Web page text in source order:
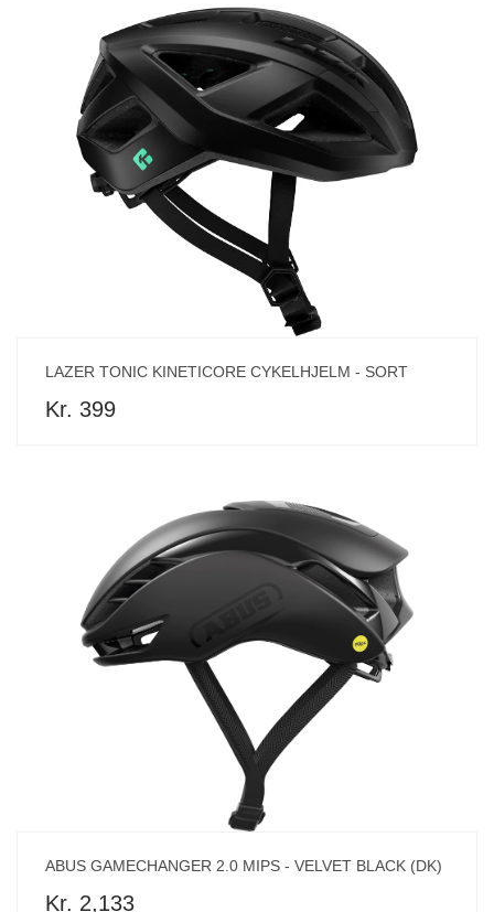
LAZER TONIC KINETICORE CYKELHJELM - SORT
Kr. 399
ABUS GAMECHANGER 2.0 MIPS - VELVET BLACK (DK)
Kr. 2,133